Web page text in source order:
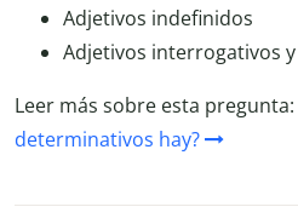
Adjetivos indefinidos
Adjetivos interrogativos
Leer más sobre esta pregunta:
determinativos hay?